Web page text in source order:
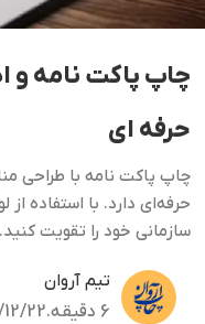
چاپ پاکت نامه و
حرفه‌ ای
چاپ پاکت نامه با طراحی
حرفه‌ای دارد. با استفاده از
سازمانی خود را تقویت کنید.
تیم آروان
6 دقیقه
.
22